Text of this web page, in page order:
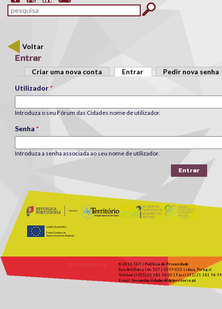
Formulário de pesquisa
pesquisar
Voltar
Entrar
Separadores primários
Criar uma nova conta Entrar (separador ativo)
Pedir nova senha
Utilizador*
Introduza o seu Fórum das Cidades nome de utilizador.
Senha *
Introduza a senha associada ao seu nome de utilizador.
© 2016 DGT | Política de Privacidade
Rua Artilharia Um, 107 | 1099-052 Lisboa, Portugal
Telefone (+351) 21 381 96 00 | Fax (+351) 21 381 96 99
E-mail: forumdascidades@dgterritorio.pt